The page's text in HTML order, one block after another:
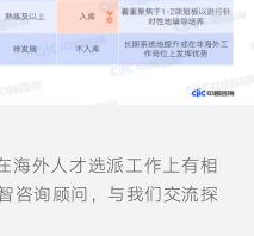
海外人才选派工作上有相
咨询顾问，与我们交流探